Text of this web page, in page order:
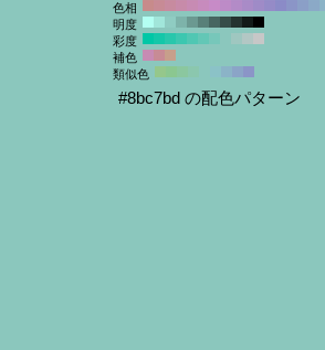
色相
明度
彩度
補色
類似色
#8bc7bd の配色パターン